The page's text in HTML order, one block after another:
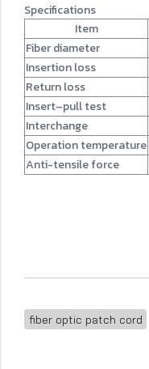
Specifications
Item
Fiber diameter
Insertion loss
Return loss
Insert–pull test
Interchange
Operation temperature
Anti-tensile force
fiber optic patch cord